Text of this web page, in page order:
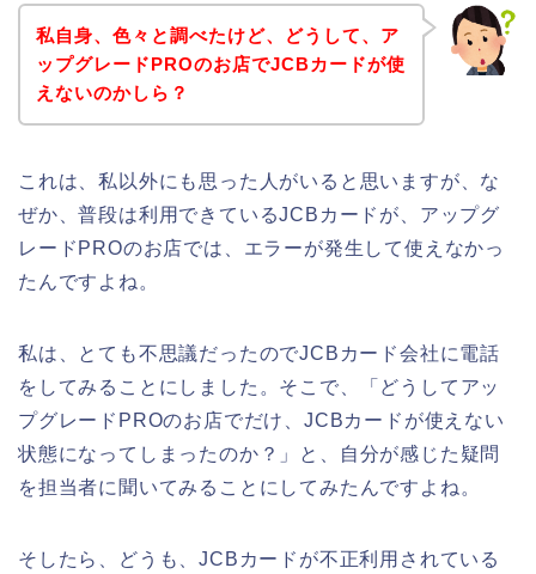
私自身、色々と調べたけど、どうして、ア
ップグレードPROのお店でJCBカードが使
えないのかしら？
これは、私以外にも思った人がいると思いますが、な
ぜか、普段は利用できているJCBカードが、アップグ
レードPROのお店では、エラーが発生して使えなかっ
たんですよね。
私は、とても不思議だったのでJCBカード会社に電話
をしてみることにしました。そこで、「どうしてアッ
プグレードPROのお店でだけ、JCBカードが使えない
状態になってしまったのか？」と、自分が感じた疑問
を担当者に聞いてみることにしてみたんですよね。
そしたら、どうも、JCBカードが不正利用されている